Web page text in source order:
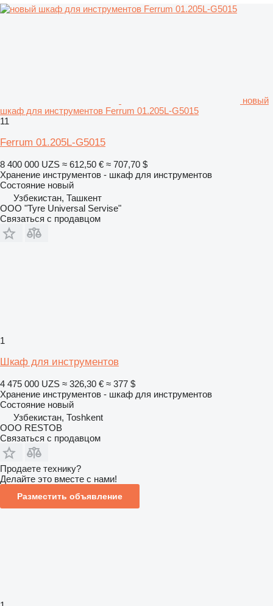
новый
шкаф для инструментов Ferrum 01.205L-G5015
11
Ferrum 01.205L-G5015
8 400 000 UZS ≈ 612,50 € ≈ 707,70 $
Хранение инструментов - шкаф для инструментов
Состояние новый
Узбекистан, Ташкент
OOO "Tyre Universal Servise"
Связаться с продавцом
1
Шкаф для инструментов
4 475 000 UZS ≈ 326,30 € ≈ 377 $
Хранение инструментов - шкаф для инструментов
Состояние новый
Узбекистан, Тоshkent
OOO RESTOB
Связаться с продавцом
Продаете технику?
Делайте это вместе с нами!
Разместить объявление